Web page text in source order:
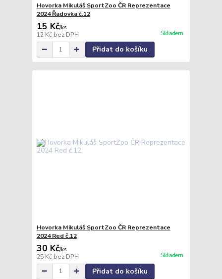
Hovorka Mikuláš SportZoo ČR Reprezentace
2024 Řadovka č.12
15 Kč/ks
12 Kč bez DPH Skladem
Přidat do košíku
Hovorka Mikuláš SportZoo ČR Reprezentace
2024 Red č.12
30 Kč/ks
25 Kč bez DPH Skladem
Přidat do košíku